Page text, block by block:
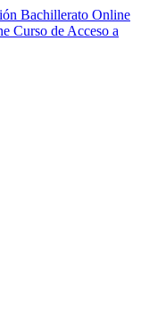
Bachillerato Online
Curso de Acceso a